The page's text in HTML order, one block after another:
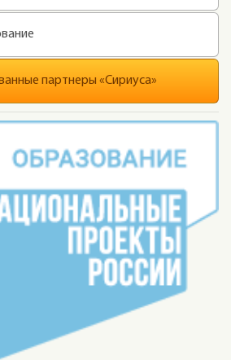
партнеры «Сириуса»